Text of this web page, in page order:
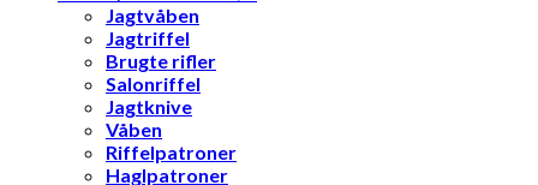
Jagtvåben
Jagtriffel
Brugte rifler
Salonriffel
Jagtknive
Våben
Riffelpatroner
Haglpatroner